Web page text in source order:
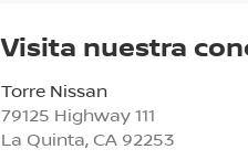
Visita nuestra
Torre Nissan
79125 Highway 111
La Quinta, CA 92253